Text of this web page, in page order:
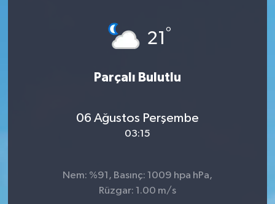
21 °
Parçalı Bulutlu
06 Ağustos Perşembe
03:15
Nem: %91, Basınç: 1009 hpa hPa,
Rüzgar: 1.00 m/s